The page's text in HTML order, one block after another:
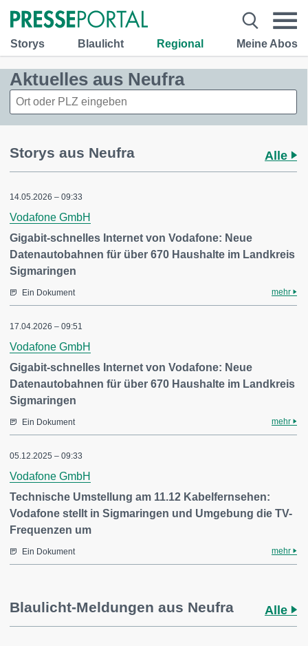
Storys Blaulicht Regional Meine Abos
Aktuelles aus Neufra
Storys aus Neufra Alle
14.05.2026 – 09:33
Vodafone GmbH
Gigabit-schnelles Internet von Vodafone: Neue
Datenautobahnen für über 670 Haushalte im Landkreis
Sigmaringen
Ein Dokument mehr
17.04.2026 – 09:51
Vodafone GmbH
Gigabit-schnelles Internet von Vodafone: Neue
Datenautobahnen für über 670 Haushalte im Landkreis
Sigmaringen
Ein Dokument mehr
05.12.2025 – 09:33
Vodafone GmbH
Technische Umstellung am 11.12 Kabelfernsehen:
Vodafone stellt in Sigmaringen und Umgebung die TV-
Frequenzen um
Ein Dokument mehr
Blaulicht-Meldungen aus Neufra Alle